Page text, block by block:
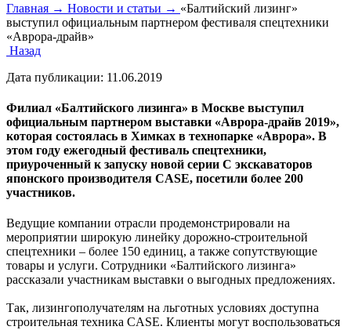
Главная → Новости и статьи → «Балтийский лизинг»
выступил официальным партнером фестиваля спецтехники
«Аврора-драйв»
Назад
Дата публикации: 11.06.2019
Филиал «Балтийского лизинга» в Москве выступил
официальным партнером выставки «Аврора-драйв 2019»,
которая состоялась в Химках в технопарке «Аврора». В
этом году ежегодный фестиваль спецтехники,
приуроченный к запуску новой серии C экскаваторов
японского производителя CASE, посетили более 200
участников.
Ведущие компании отрасли продемонстрировали на
мероприятии широкую линейку дорожно-строительной
спецтехники – более 150 единиц, а также сопутствующие
товары и услуги. Сотрудники «Балтийского лизинга»
рассказали участникам выставки о выгодных предложениях.
Так, лизингополучателям на льготных условиях доступна
строительная техника CASE. Клиенты могут воспользоваться